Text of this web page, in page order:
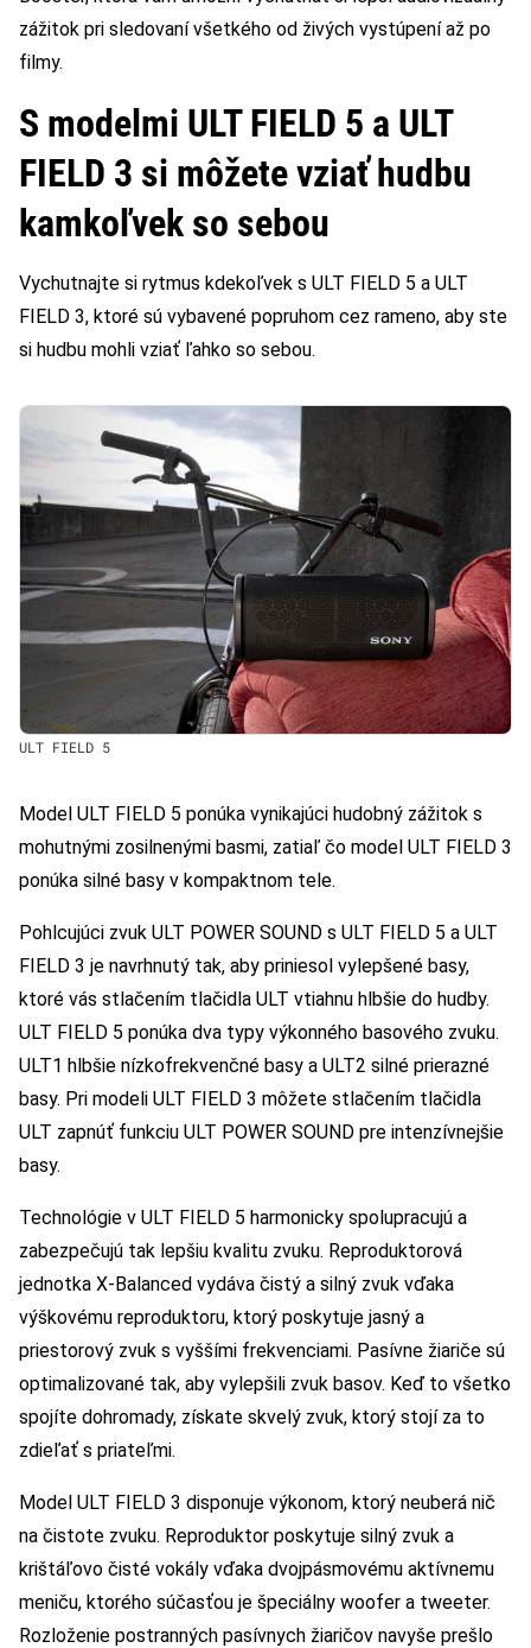
zážitok pri sledovaní všetkého od živých vystúpení až po
filmy.
S modelmi ULT FIELD 5 a ULT
FIELD 3 si môžete vziať hudbu
kamkoľvek so sebou
Vychutnajte si rytmus kdekoľvek s ULT FIELD 5 a ULT
FIELD 3, ktoré sú vybavené popruhom cez rameno, aby ste
si hudbu mohli vziať ľahko so sebou.
ULT FIELD 5
Model ULT FIELD 5 ponúka vynikajúci hudobný zážitok s
mohutnými zosilnenými basmi, zatiaľ čo model ULT FIELD 3
ponúka silné basy v kompaktnom tele.
Pohlcujúci zvuk ULT POWER SOUND s ULT FIELD 5 a ULT
FIELD 3 je navrhnutý tak, aby priniesol vylepšené basy,
ktoré vás stlačením tlačidla ULT vtiahnu hlbšie do hudby.
ULT FIELD 5 ponúka dva typy výkonného basového zvuku.
ULT1 hlbšie nízkofrekvenčné basy a ULT2 silné prierazné
basy. Pri modeli ULT FIELD 3 môžete stlačením tlačidla
ULT zapnúť funkciu ULT POWER SOUND pre intenzívnejšie
basy.
Technológie v ULT FIELD 5 harmonicky spolupracujú a
zabezpečujú tak lepšiu kvalitu zvuku. Reproduktorová
jednotka X-Balanced vydáva čistý a silný zvuk vďaka
výškovému reproduktoru, ktorý poskytuje jasný a
priestorový zvuk s vyššími frekvenciami. Pasívne žiariče sú
optimalizované tak, aby vylepšili zvuk basov. Keď to všetko
spojíte dohromady, získate skvelý zvuk, ktorý stojí za to
zdieľať s priateľmi.
Model ULT FIELD 3 disponuje výkonom, ktorý neuberá nič
na čistote zvuku. Reproduktor poskytuje silný zvuk a
krištáľovo čisté vokály vďaka dvojpásmovému aktívnemu
meniču, ktorého súčasťou je špeciálny woofer a tweeter.
Rozloženie postranných pasívnych žiaričov navyše prešlo